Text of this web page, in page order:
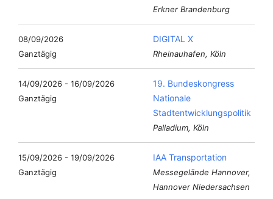
Erkner Brandenburg
08/09/2026
Ganztägig
DIGITAL X
Rheinauhafen, Köln
14/09/2026 - 16/09/2026
Ganztägig
19. Bundeskongress
Nationale
Stadtentwicklungspolitik
Palladium, Köln
15/09/2026 - 19/09/2026
Ganztägig
IAA Transportation
Messegelände Hannover,
Hannover Niedersachsen